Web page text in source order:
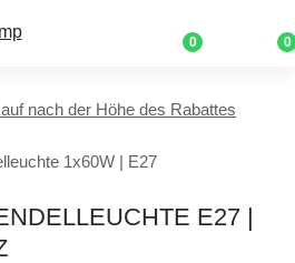
0 0
nach der Höhe des Rabattes
1x60W | E27
E27 |